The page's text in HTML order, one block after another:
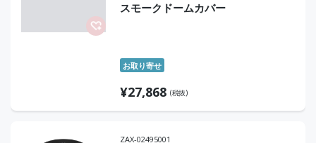
スモークドームカバー
お取り寄せ
¥27,868 (税抜)
ZAX-02495001